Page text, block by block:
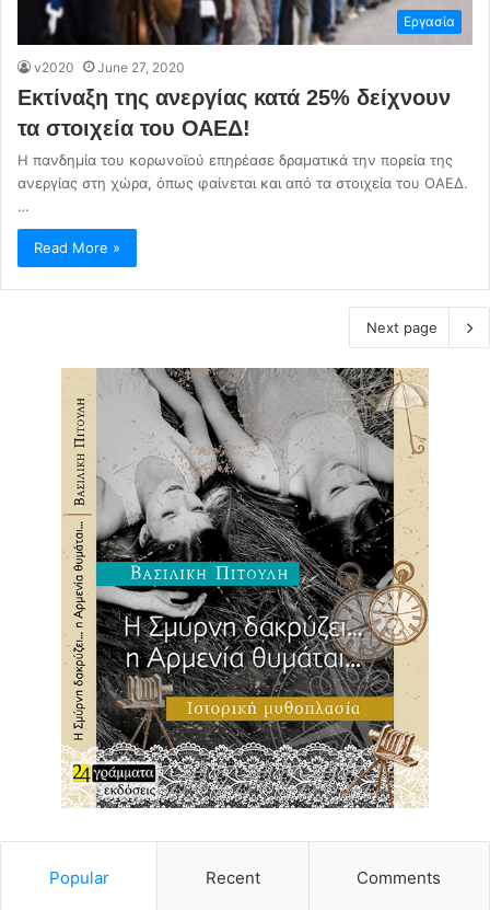
Εργασία
v2020 June 27, 2020
Εκτίναξη της ανεργίας κατά 25% δείχνουν
τα στοιχεία του ΟΑΕΔ!
Η πανδημία του κορωνοϊού επηρέασε δραματικά την πορεία της
ανεργίας στη χώρα, όπως φαίνεται και από τα στοιχεία του ΟΑΕΔ.
…
Read More »
Next page
Popular Recent Comments